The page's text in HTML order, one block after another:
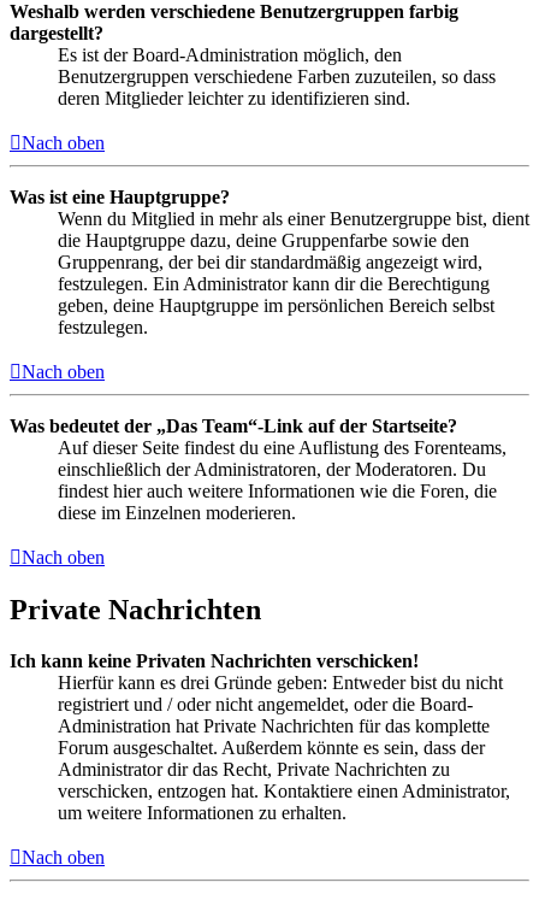
Weshalb werden verschiedene Benutzergruppen farbig
dargestellt?
Es ist der Board-Administration möglich, den
Benutzergruppen verschiedene Farben zuzuteilen, so dass
deren Mitglieder leichter zu identifizieren sind.
Nach oben
Was ist eine Hauptgruppe?
Wenn du Mitglied in mehr als einer Benutzergruppe bist, dient
die Hauptgruppe dazu, deine Gruppenfarbe sowie den
Gruppenrang, der bei dir standardmäßig angezeigt wird,
festzulegen. Ein Administrator kann dir die Berechtigung
geben, deine Hauptgruppe im persönlichen Bereich selbst
festzulegen.
Nach oben
Was bedeutet der „Das Team“-Link auf der Startseite?
Auf dieser Seite findest du eine Auflistung des Forenteams,
einschließlich der Administratoren, der Moderatoren. Du
findest hier auch weitere Informationen wie die Foren, die
diese im Einzelnen moderieren.
Nach oben
Private Nachrichten
Ich kann keine Privaten Nachrichten verschicken!
Hierfür kann es drei Gründe geben: Entweder bist du nicht
registriert und / oder nicht angemeldet, oder die Board-
Administration hat Private Nachrichten für das komplette
Forum ausgeschaltet. Außerdem könnte es sein, dass der
Administrator dir das Recht, Private Nachrichten zu
verschicken, entzogen hat. Kontaktiere einen Administrator,
um weitere Informationen zu erhalten.
Nach oben